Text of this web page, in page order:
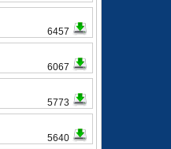
6457
6067
5773
5640